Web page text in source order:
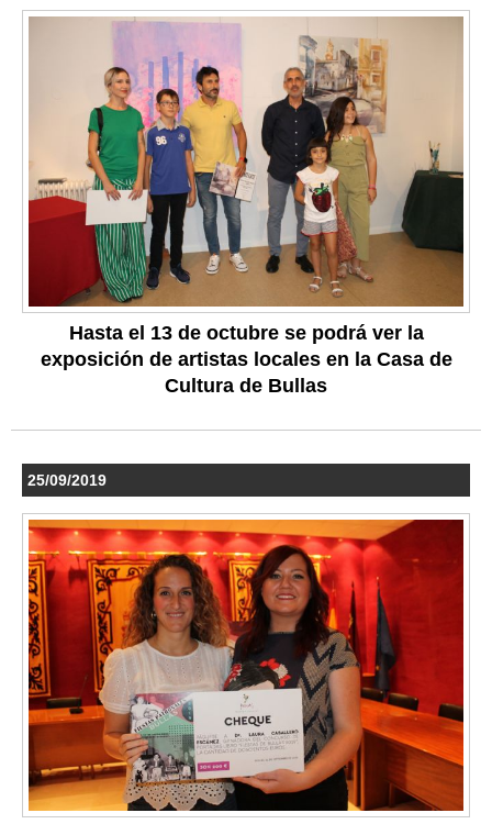
Hasta el 13 de octubre se podrá ver la
exposición de artistas locales en la Casa de
Cultura de Bullas
25/09/2019